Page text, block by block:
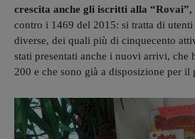
crescita anche gli iscritti alla “Rovai”,
contro i 1469 del 2015: si tratta di
diverse, dei quali più di cinquecento
stati presentati anche i nuovi arrivi, che
200 e che sono già a disposizione per il